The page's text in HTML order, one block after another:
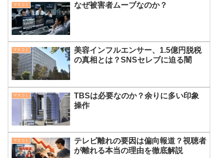
マスコミ なぜ被害者ムーブなのか？
マスコミ
美容インフルエンサー、1.5億円脱税
の真相とは？SNSセレブに迫る闇
マスコミ
TBSは必要なのか？余りに多い印象
操作
マスコミ
テレビ離れの要因は偏向報道？視聴者
が離れる本当の理由を徹底解説